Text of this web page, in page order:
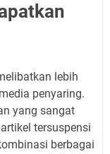
lebih
penyaring.
yang sangat
tersuspensi
berbagai